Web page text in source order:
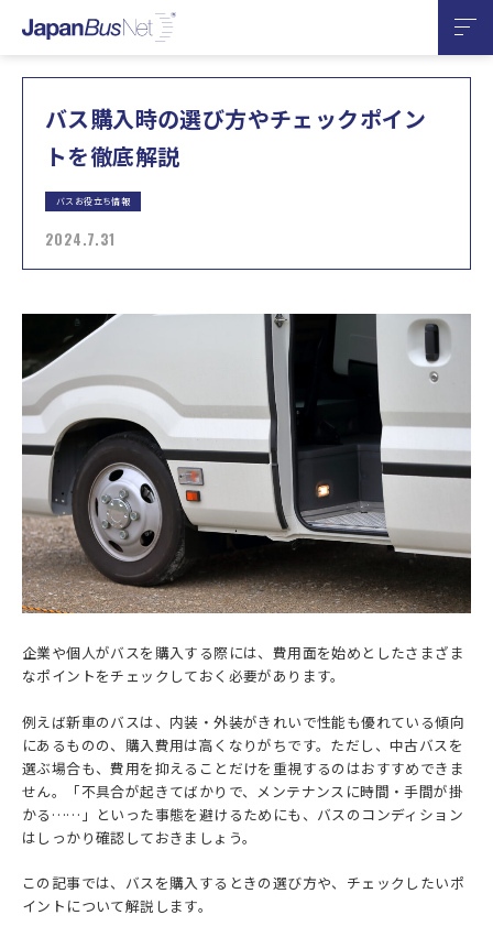
バス購入時の選び方やチェックポイン
トを徹底解説
バスお役立ち情報
2024.7.31
企業や個人がバスを購入する際には、費用面を始めとしたさまざま
なポイントをチェックしておく必要があります。
例えば新車のバスは、内装・外装がきれいで性能も優れている傾向
にあるものの、購入費用は高くなりがちです。ただし、中古バスを
選ぶ場合も、費用を抑えることだけを重視するのはおすすめできま
せん。「不具合が起きてばかりで、メンテナンスに時間・手間が掛
かる……」といった事態を避けるためにも、バスのコンディション
はしっかり確認しておきましょう。
この記事では、バスを購入するときの選び方や、チェックしたいポ
イントについて解説します。